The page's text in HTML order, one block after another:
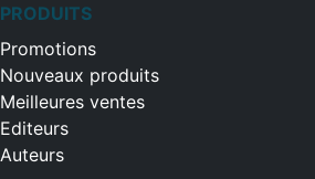
PRODUITS
Promotions
Nouveaux produits
Meilleures ventes
Editeurs
Auteurs